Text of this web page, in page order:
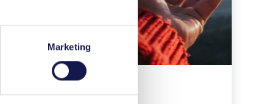
Marketing
insights